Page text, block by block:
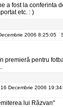
a fost la conferinta
etc. : )
2006 8:25:05
premieră pentru
Decembrie 2006
lui Răzvan"